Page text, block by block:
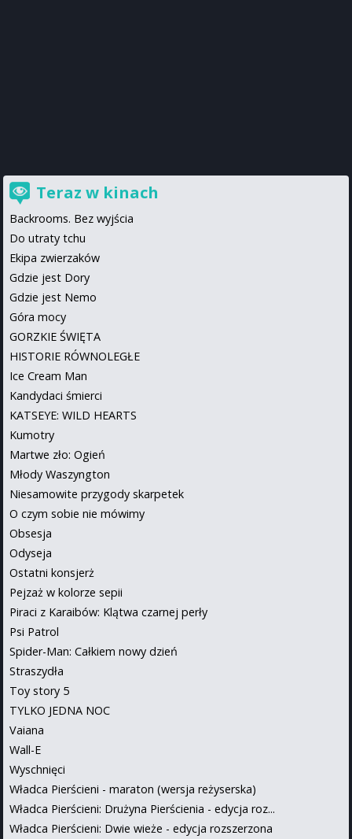
Teraz w kinach
Backrooms. Bez wyjścia
Do utraty tchu
Ekipa zwierzaków
Gdzie jest Dory
Gdzie jest Nemo
Góra mocy
GORZKIE ŚWIĘTA
HISTORIE RÓWNOLEGŁE
Ice Cream Man
Kandydaci śmierci
KATSEYE: WILD HEARTS
Kumotry
Martwe zło: Ogień
Młody Waszyngton
Niesamowite przygody skarpetek
O czym sobie nie mówimy
Obsesja
Odyseja
Ostatni konsjerż
Pejzaż w kolorze sepii
Piraci z Karaibów: Klątwa czarnej perły
Psi Patrol
Spider-Man: Całkiem nowy dzień
Straszydła
Toy story 5
TYLKO JEDNA NOC
Vaiana
Wall-E
Wyschnięci
Władca Pierścieni - maraton (wersja reżyserska)
Władca Pierścieni: Drużyna Pierścienia - edycja roz...
Władca Pierścieni: Dwie wieże - edycja rozszerzona